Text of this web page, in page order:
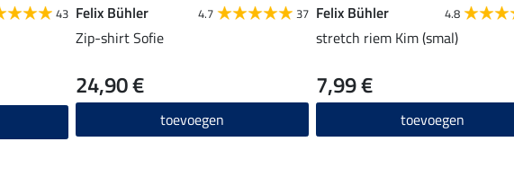
43 Felix Bühler 4.7 37
Zip-shirt Sofie
24,90 €
toevoegen
Felix Bühler 4.8
stretch riem Kim (smal)
7,99 €
toevoegen